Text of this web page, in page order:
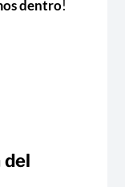
dentro!
del